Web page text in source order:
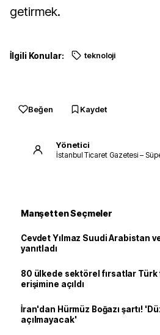
getirmek.
İlgili Konular: teknoloji
Beğen Kaydet
Yönetici
İstanbul Ticaret Gazetesi –
Manşetten Seçmeler
Cevdet Yılmaz Suudi Arabistan
yanıtladı
80 ülkede sektörel fırsatlar Türk
erişimine açıldı
İran'dan Hürmüz Boğazı şartı!
açılmayacak'